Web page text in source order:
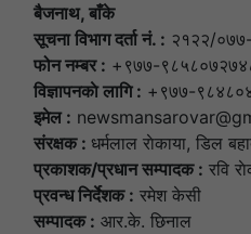
बैजनाथ, बाँके
सूचना विभाग दर्ता नं. : २१२२/
फोन नम्बर : +९७७-
विज्ञापनकाे लागि : +९७७-
इमेल :
संरक्षक : धर्मलाल राेकाया, डिल
प्रकाशक/प्रधान सम्पादक : रवि
प्रवन्ध निर्देशक : रमेश केसी
सम्पादक : आर.के. छिनाल